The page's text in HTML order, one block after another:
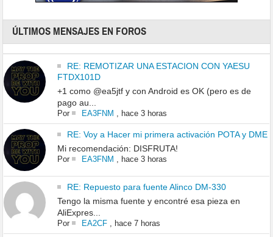
ÚLTIMOS MENSAJES EN FOROS
RE: REMOTIZAR UNA ESTACION CON YAESU
FTDX101D
+1 como @ea5jtf y con Android es OK (pero es de
pago au...
Por EA3FNM hace 3 horas
RE: Voy a Hacer mi primera activación POTA y DME
Mi recomendación: DISFRUTA!
Por EA3FNM hace 3 horas
RE: Repuesto para fuente Alinco DM-330
Tengo la misma fuente y encontré esa pieza en
AliExpres...
Por EA2CF, hace 7 horas